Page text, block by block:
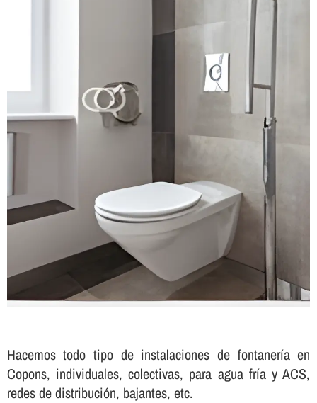
Hacemos todo tipo de instalaciones de fontanerí­a en
Copons, individuales, colectivas, para agua frí­a y ACS,
redes de distribución, bajantes, etc.